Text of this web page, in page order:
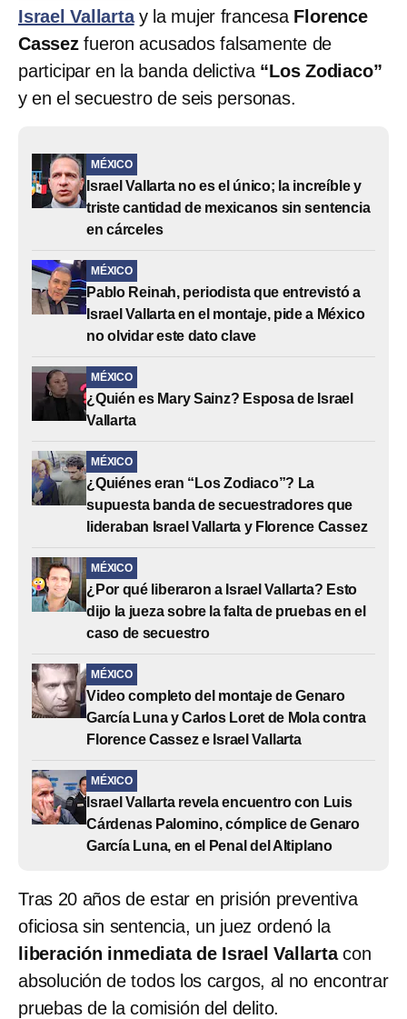
Israel Vallartay la mujer francesa Florence
Cassezfueron acusados falsamente de
participar en la banda delictiva “Los Zodiaco”
y en el secuestro de seis personas.
MÉXICO
Israel Vallarta no es el único; la increíble y
triste cantidad de mexicanos sin sentencia
en cárceles
MÉXICO
Pablo Reinah, periodista que entrevistó a
Israel Vallarta en el montaje, pide a México
no olvidar este dato clave
MÉXICO
¿Quién es Mary Sainz? Esposa de Israel
Vallarta
MÉXICO
¿Quiénes eran “Los Zodiaco”? La
supuesta banda de secuestradores que
lideraban Israel Vallarta y Florence Cassez
MÉXICO
¿Por qué liberaron a Israel Vallarta? Esto
dijo la jueza sobre la falta de pruebas en el
caso de secuestro
MÉXICO
Video completo del montaje de Genaro
García Luna y Carlos Loret de Mola contra
Florence Cassez e Israel Vallarta
MÉXICO
Israel Vallarta revela encuentro con Luis
Cárdenas Palomino, cómplice de Genaro
García Luna, en el Penal del Altiplano
Tras 20 años de estar en prisión preventiva
oficiosa sin sentencia, un juez ordenó la
liberación inmediata de Israel Vallartacon
absolución de todos los cargos, al no encontrar
pruebas de la comisión del delito.